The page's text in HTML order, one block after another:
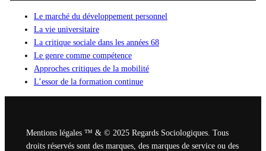
Le marché du développement personnel
La vie universitaire
La critique sociale dans les années 68
Le genre comme compétence
Approches critiques de la mobilité
L’essor de la formation continue
Mentions légales ™ & © 2025 Regards Sociologiques. Tous
droits réservés sont des marques, des marques de service ou des